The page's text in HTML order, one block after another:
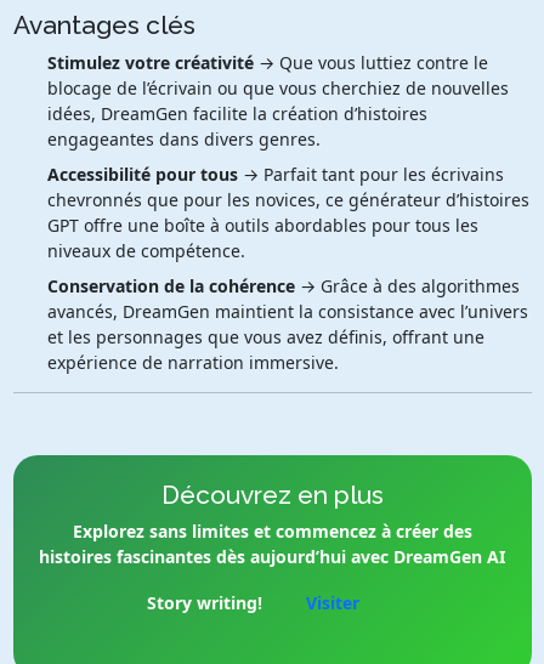
Avantages clés
Stimulez votre créativité→ Que vous luttiez contre le
blocage de l’écrivain ou que vous cherchiez de nouvelles
idées, DreamGen facilite la création d’histoires
engageantes dans divers genres.
Accessibilité pour tous→ Parfait tant pour les écrivains
chevronnés que pour les novices, ce générateur d’histoires
GPT offre une boîte à outils abordables pour tous les
niveaux de compétence.
Conservation de la cohérence→ Grâce à des algorithmes
avancés, DreamGen maintient la consistance avec l’univers
et les personnages que vous avez définis, offrant une
expérience de narration immersive.
Découvrez en plus
Explorez sans limites et commencez à créer des
histoires fascinantes dès aujourd’hui avec DreamGen AI
Story writing!
Visiter